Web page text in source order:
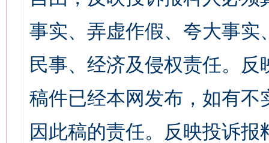
事实、弄虚作假、夸大事
民事、经济及侵权责任。
稿件已经本网发布，如有
因此稿的责任。反映投诉